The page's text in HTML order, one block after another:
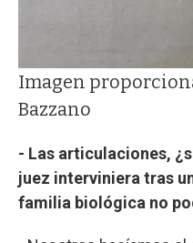
Imagen
Bazzano
- Las articulaciones,
juez interviniera tras
familia biológica no